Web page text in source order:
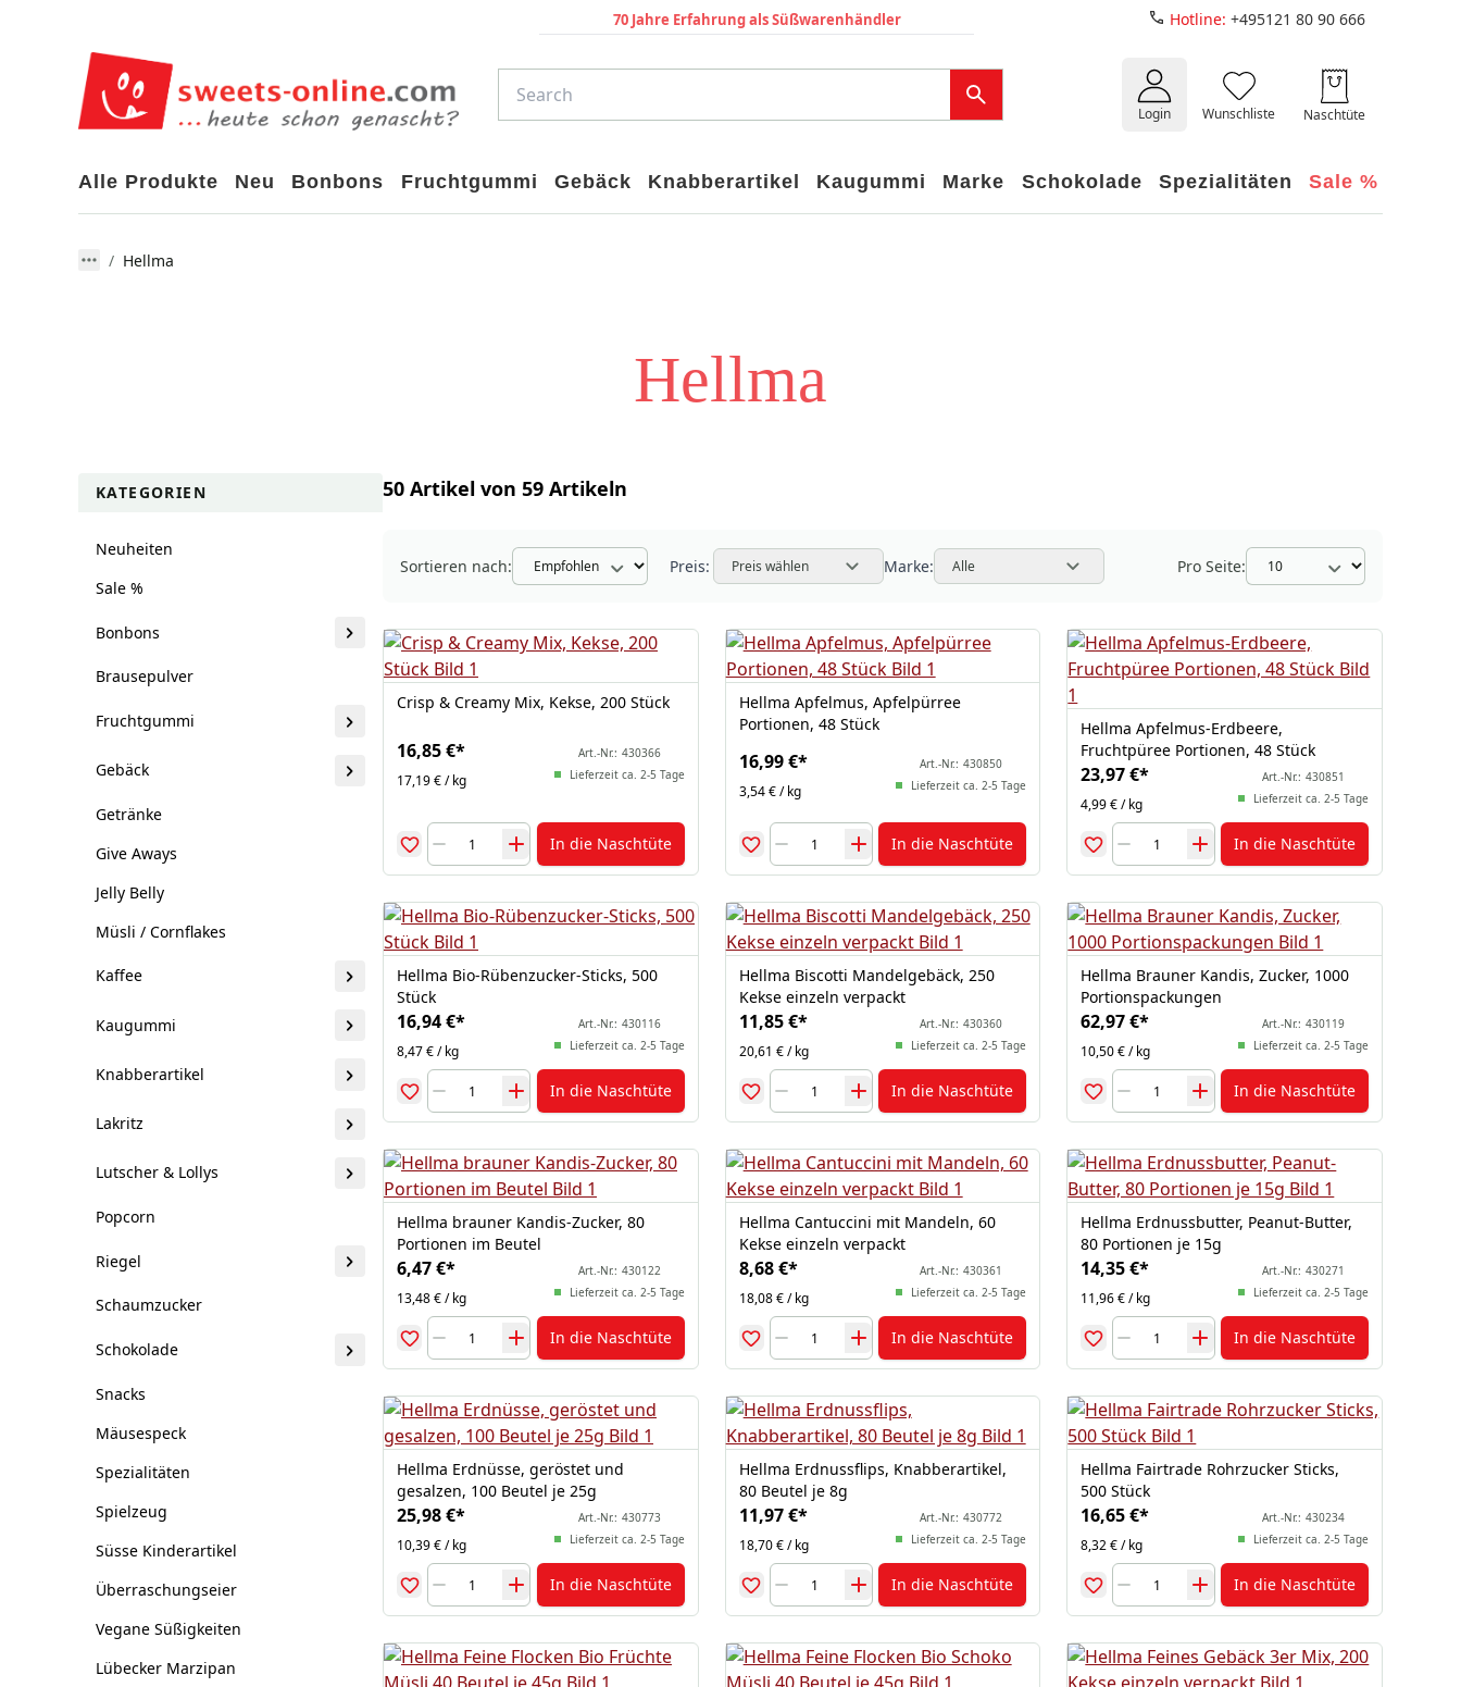
70 Jahre Erfahrung als Süßwarenhändler Hotline: +495121 80 90 666
Login Wunschliste Naschtüte
Alle Produkte Neu Bonbons Fruchtgummi Gebäck Knabberartikel Kaugummi Marke Schokolade Spezialitäten Sale %
Hellma
Hellma
KATEGORIEN
Neuheiten
Sale %
Bonbons
Brausepulver
Fruchtgummi
Gebäck
Getränke
Give Aways
Jelly Belly
Müsli / Cornflakes
Kaffee
Kaugummi
Knabberartikel
Lakritz
Lutscher & Lollys
Popcorn
Riegel
Schaumzucker
Schokolade
Snacks
Mäusespeck
Spezialitäten
Spielzeug
Süsse Kinderartikel
Überraschungseier
Vegane Süßigkeiten
Lübecker Marzipan
50 Artikel von 59 Artikeln
Sortieren nach: Preis: Preis wählen Marke: Alle Pro Seite:
Crisp & Creamy Mix, Kekse, 200 Stück
16,85 €*
17,19 € / kg
Art.-Nr.: 430366
Lieferzeit ca. 2-5 Tage
In die Naschtüte
Hellma Apfelmus, Apfelpürree
Portionen, 48 Stück
16,99 €*
3,54 € / kg
Art.-Nr.: 430850
Lieferzeit ca. 2-5 Tage
In die Naschtüte
Hellma Apfelmus-Erdbeere,
Fruchtpüree Portionen, 48 Stück
23,97 €*
4,99 € / kg
Art.-Nr.: 430851
Lieferzeit ca. 2-5 Tage
In die Naschtüte
Hellma Bio-Rübenzucker-Sticks, 500
Stück
16,94 €*
8,47 € / kg
Art.-Nr.: 430116
Lieferzeit ca. 2-5 Tage
In die Naschtüte
Hellma Biscotti Mandelgebäck, 250
Kekse einzeln verpackt
11,85 €*
20,61 € / kg
Art.-Nr.: 430360
Lieferzeit ca. 2-5 Tage
In die Naschtüte
Hellma Brauner Kandis, Zucker, 1000
Portionspackungen
62,97 €*
10,50 € / kg
Art.-Nr.: 430119
Lieferzeit ca. 2-5 Tage
In die Naschtüte
Hellma brauner Kandis-Zucker, 80
Portionen im Beutel
6,47 €*
13,48 € / kg
Art.-Nr.: 430122
Lieferzeit ca. 2-5 Tage
In die Naschtüte
Hellma Cantuccini mit Mandeln, 60
Kekse einzeln verpackt
8,68 €*
18,08 € / kg
Art.-Nr.: 430361
Lieferzeit ca. 2-5 Tage
In die Naschtüte
Hellma Erdnussbutter, Peanut-Butter,
80 Portionen je 15g
14,35 €*
11,96 € / kg
Art.-Nr.: 430271
Lieferzeit ca. 2-5 Tage
In die Naschtüte
Hellma Erdnüsse, geröstet und
gesalzen, 100 Beutel je 25g
25,98 €*
10,39 € / kg
Art.-Nr.: 430773
Lieferzeit ca. 2-5 Tage
In die Naschtüte
Hellma Erdnussflips, Knabberartikel,
80 Beutel je 8g
11,97 €*
18,70 € / kg
Art.-Nr.: 430772
Lieferzeit ca. 2-5 Tage
In die Naschtüte
Hellma Fairtrade Rohrzucker Sticks,
500 Stück
16,65 €*
8,32 € / kg
Art.-Nr.: 430234
Lieferzeit ca. 2-5 Tage
In die Naschtüte